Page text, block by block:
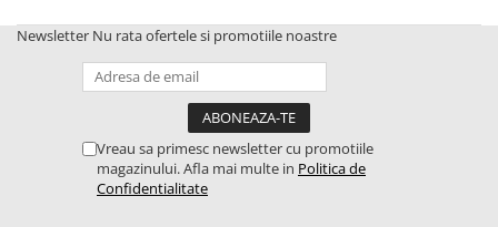
1.7. Sisteme de franare
1.7.1 Cablu frana
1.7.2. Placute de frana
1.7.3. Simeringuri sistem franare
Newsletter Nu rata ofertele si promotiile noastre
Vreau sa primesc newsletter cu promotiile
magazinului. Afla mai multe in Politica de
Confidentialitate